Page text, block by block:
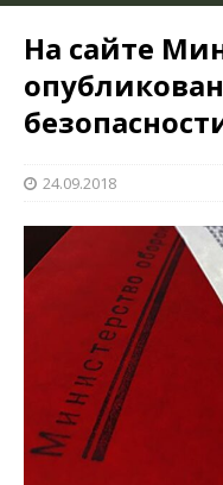
На сайте
24.09.2018